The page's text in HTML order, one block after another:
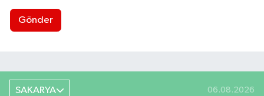
Gönder
SAKARYA 06.08.2026